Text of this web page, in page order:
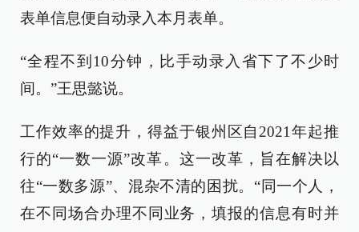
表单信息便自动录入本月表单。
“全程不到10分钟，比手动录入省下了不少时
间。”王思懿说。
工作效率的提升，得益于银州区自2021年起推
行的“一数一源”改革。这一改革，旨在解决以
往“一数多源”、混杂不清的困扰。“同一个人，
在不同场合办理不同业务，填报的信息有时并